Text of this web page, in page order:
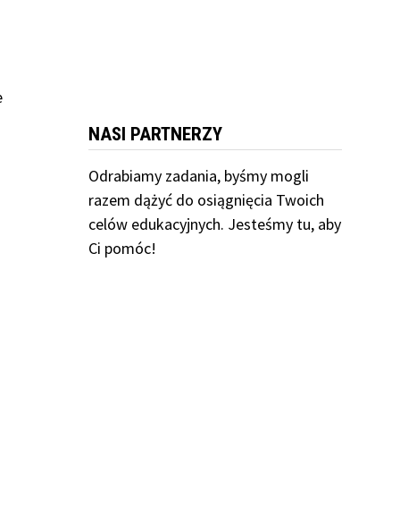
NASI PARTNERZY
Odrabiamyzadania, byśmy mogli
razem dążyć do osiągnięcia Twoich
celów edukacyjnych. Jesteśmy tu, aby
Ci pomóc!